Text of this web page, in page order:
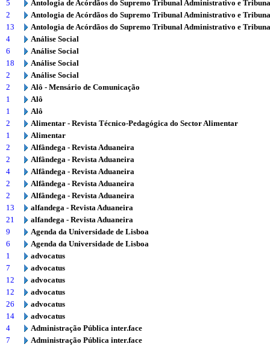
5
Antologia de Acórdãos do Supremo Tribunal Administrativo e
2
Antologia de Acórdãos do Supremo Tribunal Administrativo e
13
Antologia de Acórdãos do Supremo Tribunal Administrativo e
4
Análise Social
6
Análise Social
18
Análise Social
2
Análise Social
2
Alô - Mensário de Comunicação
1
Alô
1
Alô
2
Alimentar - Revista Técnico-Pedagógica do Sector Alimentar
1
Alimentar
2
Alfândega - Revista Aduaneira
2
Alfândega - Revista Aduaneira
4
Alfândega - Revista Aduaneira
2
Alfândega - Revista Aduaneira
2
Alfândega - Revista Aduaneira
13
alfandega - Revista Aduaneira
21
alfandega - Revista Aduaneira
9
Agenda da Universidade de Lisboa
6
Agenda da Universidade de Lisboa
1
advocatus
7
advocatus
12
advocatus
12
advocatus
26
advocatus
14
advocatus
4
Administração Pública inter.face
7
Administração Pública inter.face